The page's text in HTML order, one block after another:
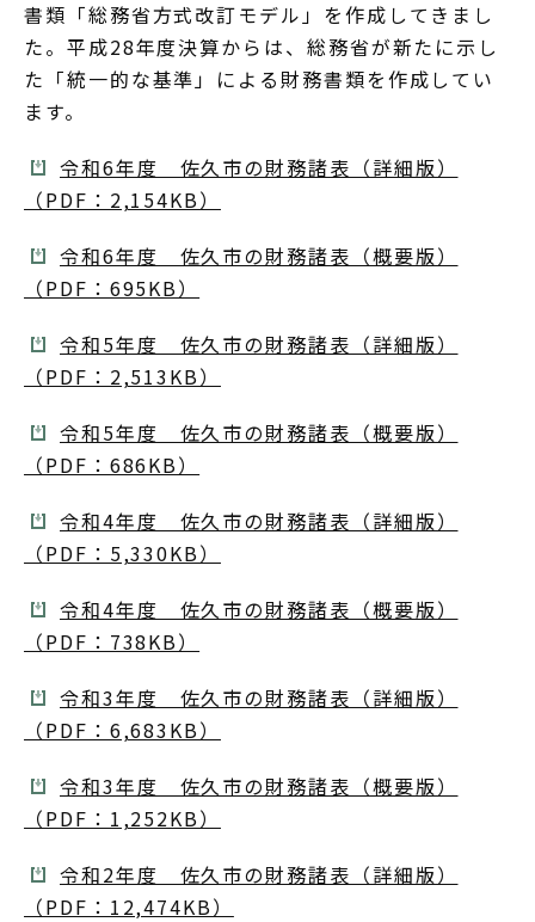
書類「総務省方式改訂モデル」を作成してきまし
た。平成28年度決算からは、総務省が新たに示し
た「統一的な基準」による財務書類を作成してい
ます。
令和6年度 佐久市の財務諸表（詳細版）
（PDF：2,154KB）
令和6年度 佐久市の財務諸表（概要版）
（PDF：695KB）
令和5年度 佐久市の財務諸表（詳細版）
（PDF：2,513KB）
令和5年度 佐久市の財務諸表（概要版）
（PDF：686KB）
令和4年度 佐久市の財務諸表（詳細版）
（PDF：5,330KB）
令和4年度 佐久市の財務諸表（概要版）
（PDF：738KB）
令和3年度 佐久市の財務諸表（詳細版）
（PDF：6,683KB）
令和3年度 佐久市の財務諸表（概要版）
（PDF：1,252KB）
令和2年度 佐久市の財務諸表（詳細版）
（PDF：12,474KB）